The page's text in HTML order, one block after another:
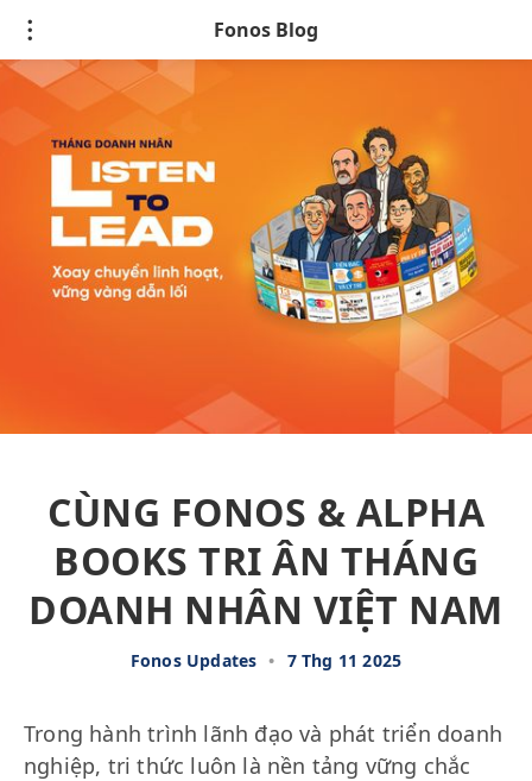
Fonos Blog
CÙNG FONOS & ALPHA
BOOKS TRI ÂN THÁNG
DOANH NHÂN VIỆT NAM
Fonos Updates • 7 Thg 11 2025
Trong hành trình lãnh đạo và phát triển doanh
nghiệp, tri thức luôn là nền tảng vững chắc